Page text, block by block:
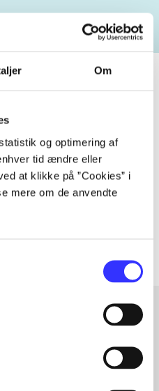
Om
og optimering af
tid ændre eller
at klikke på ”Cookies” i
mere om de anvendte
sit amet ...